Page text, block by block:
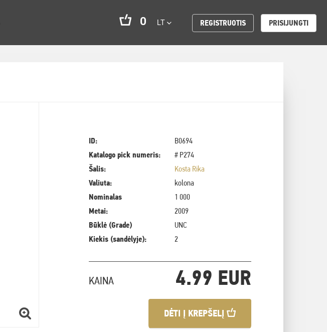
0 LT REGISTRUOTIS PRISIJUNGTI
ID:
B0694
Katalogo pick numeris:
# P274
Šalis:
Kosta Rika
Valiuta:
kolona
Nominalas
1 000
Metai:
2009
Būklė (Grade)
UNC
Kiekis (sandėlyje):
2
KAINA 4.99 EUR
DĖTI Į KREPŠELĮ